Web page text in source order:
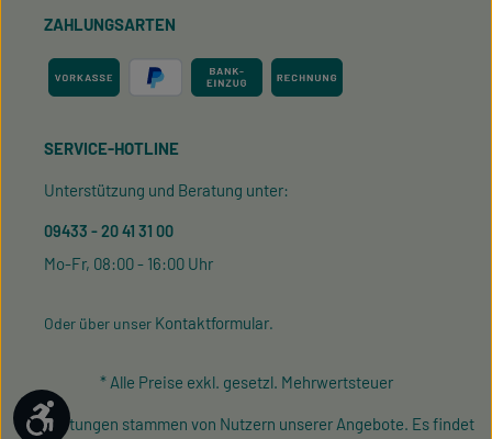
ZAHLUNGSARTEN
SERVICE-HOTLINE
Unterstützung und Beratung unter:
09433 - 20 41 31 00
Mo-Fr, 08:00 - 16:00 Uhr
Oder über unser Kontaktformular.
* Alle Preise exkl. gesetzl. Mehrwertsteuer
¹ Bewertungen stammen von Nutzern unserer Angebote. Es findet
Werkzeugleiste anzeigen